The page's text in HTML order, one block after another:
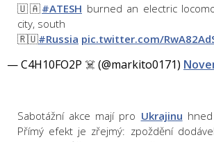
🇺🇦#ATESH burned an electric
city, south
🇷🇺#Russia pic.twitter.com/
— C4H10FO2P ☠️ (@markito0171)
Sabotážní akce mají pro Ukrajinu
Přímý efekt je zřejmý: zpoždění